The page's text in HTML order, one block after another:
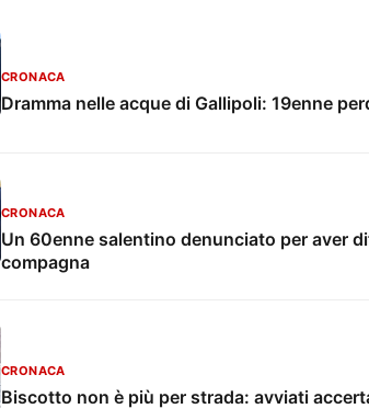
CRONACA
Dramma nelle acque di Gallipoli: 19enne
CRONACA
Un 60enne salentino denunciato per aver
compagna
CRONACA
Biscotto non è più per strada: avviati